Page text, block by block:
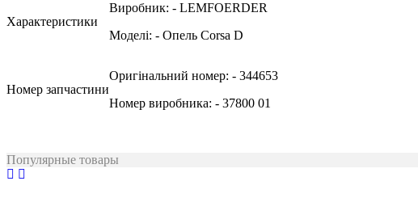
Характеристики
Виробник: - LEMFOERDER
Моделі: - Опель Corsa D
Номер запчастини
Оригінальний номер: - 344653
Номер виробника: - 37800 01
Популярные товары